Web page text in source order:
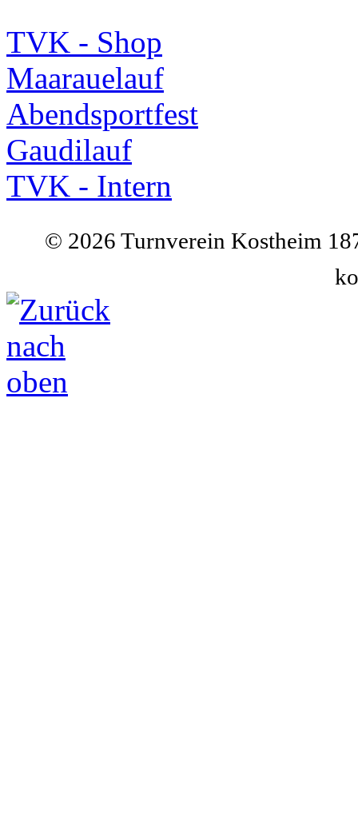
TVK - Shop
Maarauelauf
Abendsportfest
Gaudilauf
TVK - Intern
© 2026 Turnverein Kostheim